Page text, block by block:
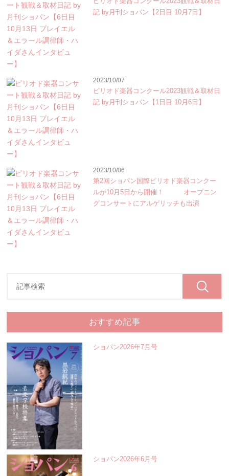
記 by月刊ショパン【2日目 10月7日】
2023/10/07
ピリオド楽器コンクール2023観戦＆取材日
記 by月刊ショパン【1日目 10月6日】
2023/10/06
第2回ショパン国際ピリオド楽器コンクー
ルが10月5日から開催！ オープニン
グコンサートにアルゲリッチも出演
おすすめ記事
ショパン2026年7月号
ショパン2026年6月号